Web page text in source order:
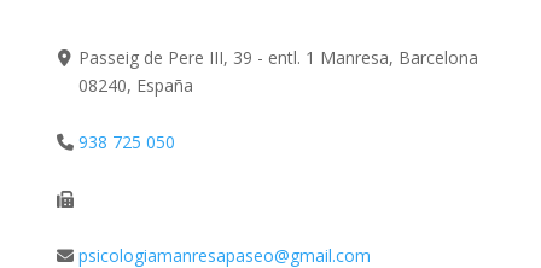
Passeig de Pere III, 39 - entl. 1 Manresa, Barcelona
08240, España
938 725 050
psicologiamanresapaseo@gmail.com